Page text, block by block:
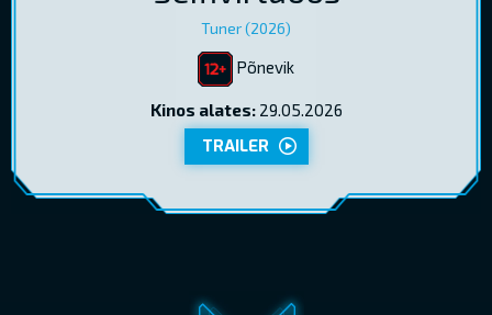
Tuner (2026)
Põnevik
Kinos alates:29.05.2026
TRAILER